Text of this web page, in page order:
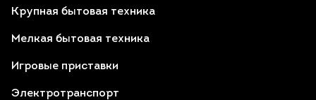
Крупная бытовая техника
Мелкая бытовая техника
Игровые приставки
Электротранспорт